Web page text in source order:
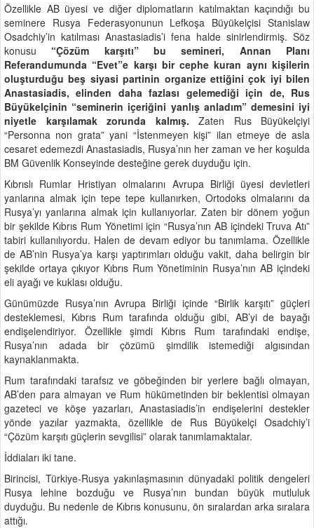
Özellikle AB üyesi ve diğer diplomatların katılmaktan kaçındığı bu
seminere Rusya Federasyonunun Lefkoşa Büyükelçisi Stanislaw
Osadchiy’in katılması Anastasiadis’i fena halde sinirlendirmiş. Söz
konusu “Çözüm karşıtı” bu semineri, Annan Planı
Referandumunda “Evet”e karşı bir cephe kuran aynı kişilerin
oluşturduğu beş siyasi partinin organize ettiğini çok iyi bilen
Anastasiadis, elinden daha fazlası gelemediği için de, Rus
Büyükelçinin “seminerin içeriğini yanlış anladım” demesini iyi
niyetle karşılamak zorunda kalmış. Zaten Rus Büyükelçiyi
“Personna non grata” yani “İstenmeyen kişi” ilan etmeye de asla
cesaret edemezdi Anastasiadis, Rusya’nın her zaman ve her koşulda
BM Güvenlik Konseyinde desteğine gerek duyduğu için.
Kıbrıslı Rumlar Hristiyan olmalarını Avrupa Birliği üyesi devletleri
yanlarına almak için tepe tepe kullanırken, Ortodoks olmalarını da
Rusya’yı yanlarına almak için kullanıyorlar. Zaten bir dönem yoğun
bir şekilde Kıbrıs Rum Yönetimi için “Rusya’nın AB içindeki Truva Atı”
tabiri kullanılıyordu. Halen de devam ediyor bu tanımlama. Özellikle
de AB’nin Rusya’ya karşı yaptırımları olduğu vakit, daha belirgin bir
şekilde ortaya çıkıyor Kıbrıs Rum Yönetiminin Rusya’nın AB içindeki
eli ayağı ve kuklası olduğu.
Günümüzde Rusya’nın Avrupa Birliği içinde “Birlik karşıtı” güçleri
desteklemesi, Kıbrıs Rum tarafında olduğu gibi, AB’yi de bayağı
endişelendiriyor. Özellikle şimdi Kıbrıs Rum tarafındaki endişe,
Rusya’nın adada bir çözümü şimdilik istemediği algısından
kaynaklanmakta.
Rum tarafındaki tarafsız ve göbeğinden bir yerlere bağlı olmayan,
AB’den para almayan ve Rum hükümetinden bir beklentisi olmayan
gazeteci ve köşe yazarları, Anastasiadis’in endişelerini destekler
yönde yazılar yazmakta, özellikle de Rus Büyükelçi Osadchiy’i
“Çözüm karşıtı güçlerin sevgilisi” olarak tanımlamaktalar.
İddiaları iki tane.
Birincisi, Türkiye-Rusya yakınlaşmasının dünyadaki politik dengeleri
Rusya lehine bozduğu ve Rusya’nın bundan büyük mutluluk
duyduğu. Bu nedenle de Kıbrıs konusunu, ön sıralardan arka sıralara
attığı.